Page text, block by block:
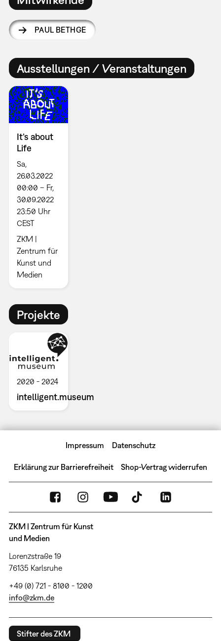
PAUL BETHGE
Ausstellungen / Veranstaltungen
It’s about
Life
Sa,
26.03.2022
00:00 – Fr,
30.09.2022
23:50 Uhr
CEST
ZKM |
Zentrum für
Kunst und
Medien
Projekte
2020 2024
intelligent.museum
Impressum Datenschutz
Erklärung zur Barrierefreiheit Shop-Vertrag widerrufen
ZKM | Zentrum für Kunst
und Medien
Lorenzstraße 19
76135 Karlsruhe
+49 (0) 721 - 8100 - 1200
info@zkm.de
Stifter des ZKM